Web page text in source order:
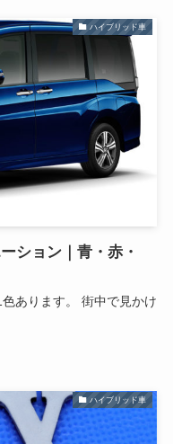
ハイブリッド車
ション｜青・赤・
あります。 街中で見かけ
ハイブリッド車